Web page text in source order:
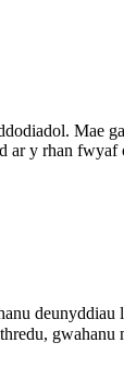
Mae
ar y rhan fwyaf
deunyddiau
gwahanu